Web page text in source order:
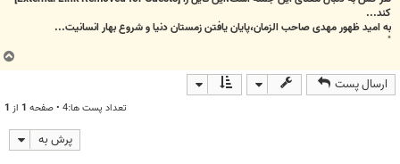
کند...
به امید ظهور مهدی صاحب الزمان،پایان یافتن زمستان دنیا و شروع بهار انسانیت...
"
ارسال پست
تعداد پست ها:4 • صفحه 1 از 1
پرش به